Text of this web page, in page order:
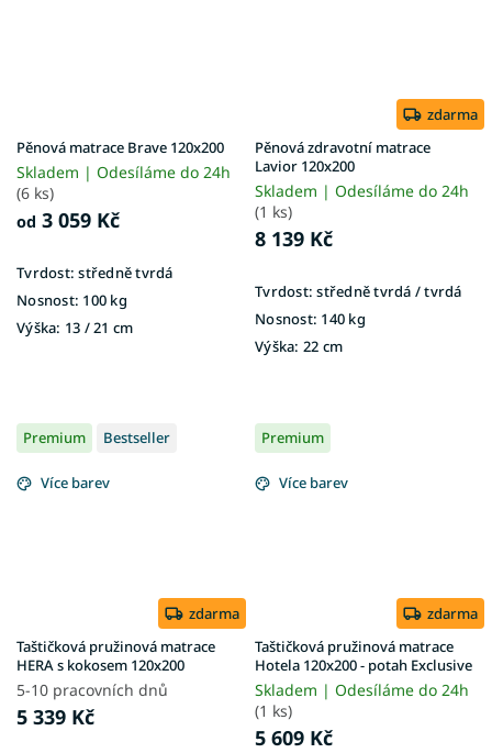
Pěnová matrace Brave 120x200
Skladem | Odesíláme do 24h
(6 ks)
od 3 059 Kč
Tvrdost: středně tvrdá
Nosnost: 100 kg
Výška: 13 / 21 cm
zdarma
Pěnová zdravotní matrace
Lavior 120x200
Skladem | Odesíláme do 24h
(1 ks)
8 139 Kč
Tvrdost: středně tvrdá / tvrdá
Nosnost: 140 kg
Výška: 22 cm
Premium Bestseller
Více barev
zdarma
Taštičková pružinová matrace
HERA s kokosem 120x200
5-10 pracovních dnů
5 339 Kč
Premium
Více barev
zdarma
Taštičková pružinová matrace
Hotela 120x200 - potah Exclusive
Skladem | Odesíláme do 24h
(1 ks)
5 609 Kč